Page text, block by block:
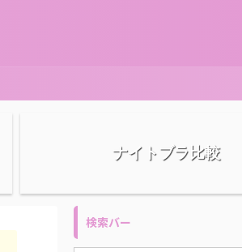
ナイトブラ比較
検索バー